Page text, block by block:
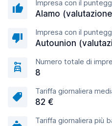
Impresa con il
Alamo
Impresa con il
Autounion
Numero totale di
8
Tariffa giornaliera
82 €
Tariffa giornaliera più